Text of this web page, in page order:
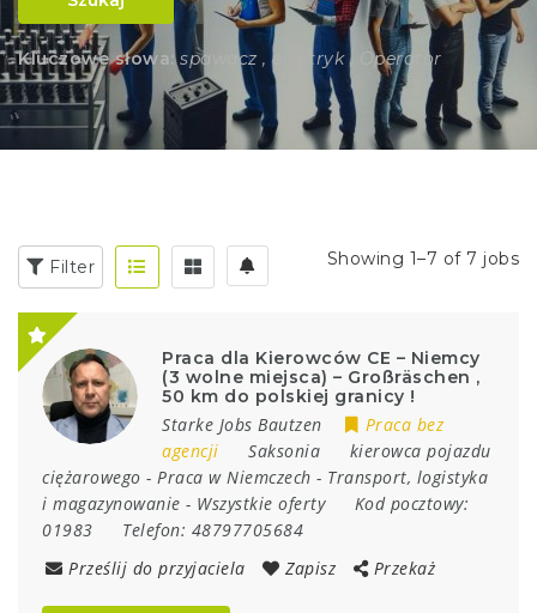
Kluczowe słowa: spawacz , elektryk , Operator
Filter Showing 1–7 of 7 jobs
Praca dla Kierowców CE – Niemcy
(3 wolne miejsca) – Großräschen ,
50 km do polskiej granicy !
Starke Jobs Bautzen
Praca bez
agencji
Saksonia
kierowca pojazdu
ciężarowego - Praca w Niemczech - Transport, logistyka
i magazynowanie - Wszystkie oferty
Kod pocztowy:
01983
Telefon: 48797705684
Prześlij do przyjaciela
Zapisz Przekaż